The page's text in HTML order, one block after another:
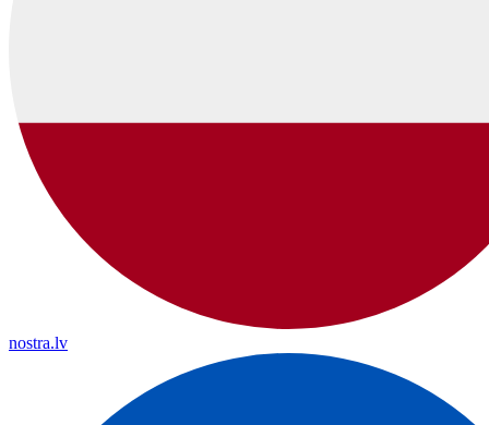
nostra.lv